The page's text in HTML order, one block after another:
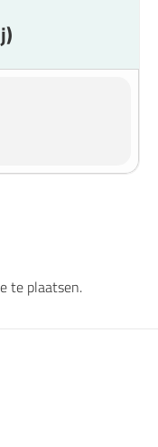
te plaatsen.